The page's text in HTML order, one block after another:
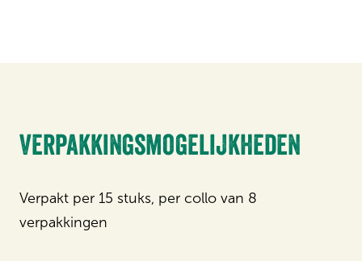
Verpakkingsmogelijkheden
Verpakt per 15 stuks, per collo van 8
verpakkingen